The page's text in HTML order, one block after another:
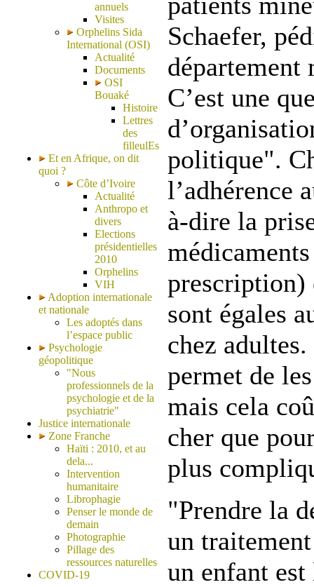
annuels
Visites
Orphelins Sida
International (OSI)
Actualité
Documents
OSI
Bouaké
Histoire
Lettres
des
filleulEs
Et en Afrique, on dit
quoi ?
Côte d’Ivoire
Actualité
Anthropo et
divers
Elections
présidentielles
2010
Orphelins
VIH
Adoption internationale
et nationale
Les adoptés dans
l’espace public
Psychologie
géopolitique
"Nous
professionnels de la
psychologie et de la
psychiatrie"
Justice internationale
Zone Franche
Haïti : 2010, et au
dela...
Intervention
humanitaire
Librophagie
Penser le monde de
demain
Photographie
Pillage des
ressources naturelles
COVID-19
Schaefer,
C’est une
politique".
l’adhérence
à-dire la
prescription)
sont égales
chez
permet de
mais cela
cher que
plus
"Prendre la
un
un enfant